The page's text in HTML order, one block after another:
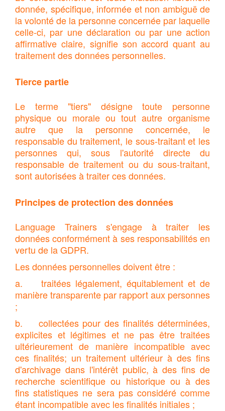
donnée, spécifique, informée et non ambiguë de
la volonté de la personne concernée par laquelle
celle-ci, par une déclaration ou par une action
affirmative claire, signifie son accord quant au
traitement des données personnelles.
Tierce partie
Le terme "tiers" désigne toute personne
physique ou morale ou tout autre organisme
autre que la personne concernée, le
responsable du traitement, le sous-traitant et les
personnes qui, sous l'autorité directe du
responsable de traitement ou du sous-traitant,
sont autorisées à traiter ces données.
Principes de protection des données
Language Trainers s'engage à traiter les
données conformément à ses responsabilités en
vertu de la GDPR.
Les données personnelles doivent être :
a. traitées légalement, équitablement et de
manière transparente par rapport aux personnes
;
b. collectées pour des finalités déterminées,
explicites et légitimes et ne pas être traitées
ultérieurement de manière incompatible avec
ces finalités; un traitement ultérieur à des fins
d'archivage dans l'intérêt public, à des fins de
recherche scientifique ou historique ou à des
fins statistiques ne sera pas considéré comme
étant incompatible avec les finalités initiales ;